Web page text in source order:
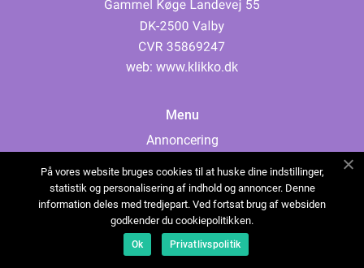
web: www.klikko.dk
Menu
Annoncering
Cookies
Kontakt os
Sitemap
På vores website bruges cookies til at huske dine indstillinger,
statistik og personalisering af indhold og annoncer. Denne
information deles med tredjepart. Ved fortsat brug af websiden
godkender du cookiepolitikken.
Ok Privatlivspolitik